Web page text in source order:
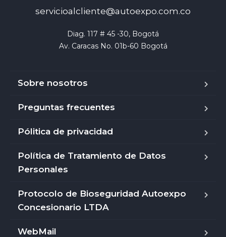
servicioalcliente@autoexpo.com.co
Diag. 117 # 45 -30, Bogotá
Av. Caracas No. 01b-60 Bogotá
Sobre nosotros
Preguntas frecuentes
Pólitica de privacidad
Política de Tratamiento de Datos
Personales
Protocolo de Bioseguridad Autoexpo
Concesionario LTDA
WebMail